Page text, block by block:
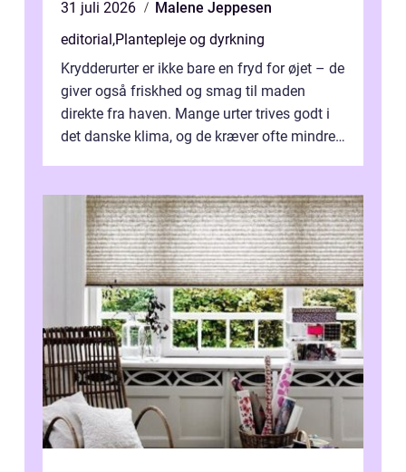
31 juli 2026
Malene Jeppesen
editorial,Plantepleje og dyrkning
Krydderurter er ikke bare en fryd for øjet – de
giver også friskhed og smag til maden
direkte fra haven. Mange urter trives godt i
det danske klima, og de kræver ofte mindre